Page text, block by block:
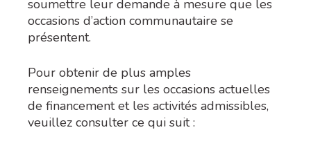
soumettre leur demande à mesure que les
occasions d’action communautaire se
présentent.
Pour obtenir de plus amples
renseignements sur les occasions actuelles
de financement et les activités admissibles,
veuillez consulter ce qui suit :